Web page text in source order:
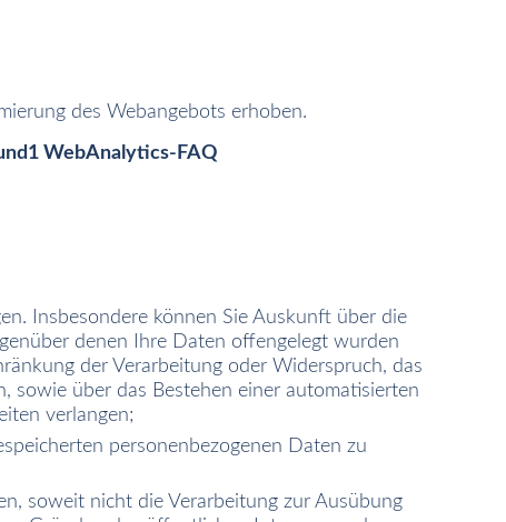
des Webangebots erhoben.
WebAnalytics-FAQ
Insbesondere können Sie Auskunft über die
denen Ihre Daten offengelegt wurden
der Verarbeitung oder Widerspruch, das
sowie über das Bestehen einer automatisierten
verlangen;
personenbezogenen Daten zu
soweit nicht die Verarbeitung zur Ausübung